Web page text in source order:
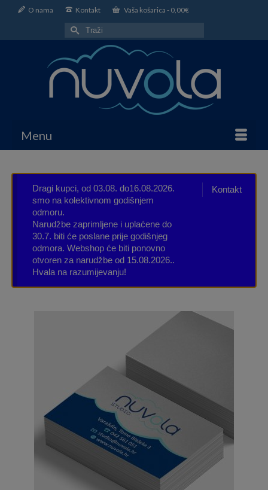
O nama Kontakt Vaša košarica - 0,00€
Search
for:
Menu
Kontakt
Dragi kupci, od 03.08. do16.08.2026.
smo na kolektivnom godišnjem
odmoru.
Narudžbe zaprimljene i uplaćene do
30.7. biti će poslane prije godišnjeg
odmora. Webshop će biti ponovno
otvoren za narudžbe od 15.08.2026..
Hvala na razumijevanju!